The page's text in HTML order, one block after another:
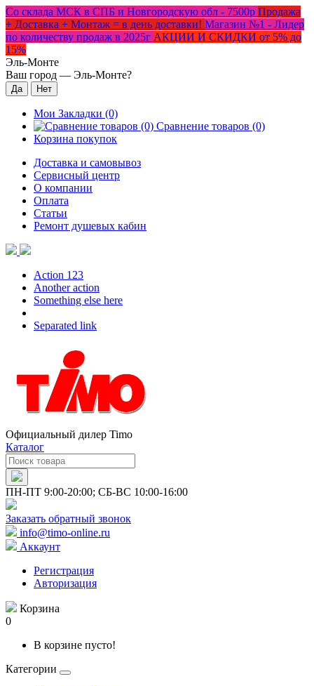
Со склада МСК в СПБ и Новгородскую обл - 7500р Продажа
+ Доставка + Монтаж = в день доставки! Магазин №1 - Лидер
по количеству продаж в 2025г АКЦИИ И СКИДКИ от 5% до
15%
Эль-Монте
Ваш город — Эль-Монте?
Мои Закладки (0)
Сравнение товаров (0)
Корзина покупок
Доставка и самовывоз
Сервисный центр
О компании
Оплата
Статьи
Ремонт душевых кабин
Action 123
Another action
Something else here
Separated link
Официальный дилер Timo
Каталог
ПН-ПТ 9:00-20:00; СБ-ВС 10:00-16:00
Заказать обратный звонок
info@timo-online.ru
Аккаунт
Регистрация
Авторизация
Корзина
0
В корзине пусто!
Категории